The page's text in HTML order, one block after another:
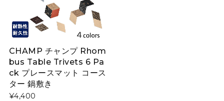
CHAMP チャンプ Rhom
bus Table Trivets 6 Pa
ck プレースマット コース
ター 鍋敷き
¥4,400